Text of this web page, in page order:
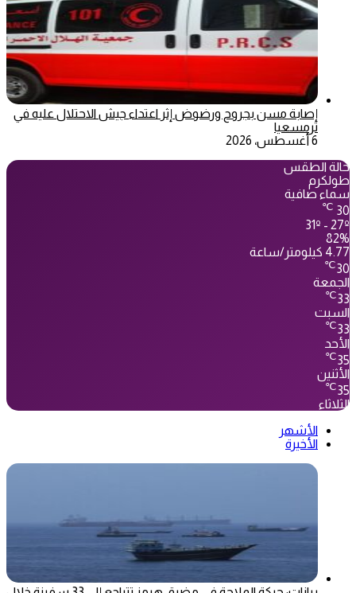
إصابة مسن بجروح ورضوض إثر اعتداء جيش الاحتلال عليه في
ترمسعيا
6 أغسطس، 2026
حالة الطقس
طولكرم
سماء صافية
30
℃
31º - 27º
82%
4.77 كيلومتر/ساعة
30
℃
الجمعة
33
℃
السبت
33
℃
الأحد
35
℃
الأثنين
35
℃
الثلاثاء
الأشهر
الأخيرة